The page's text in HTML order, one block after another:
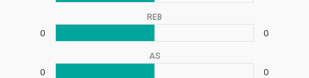
REB
0 0
AS
0 0